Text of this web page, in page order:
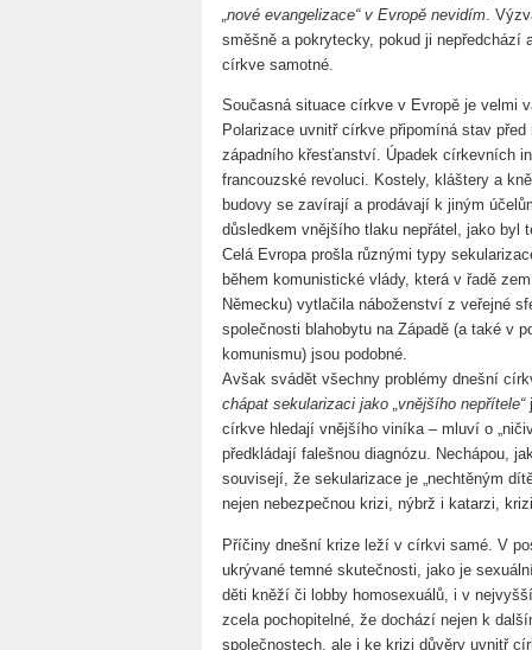
„nové evangelizace“ v Evropě nevidím .
směšně a pokrytecky, pokud ji nepředchází
církve samotné.
Současná situace církve v Evropě je velmi
Polarizace uvnitř církve připomíná stav
západního křesťanství. Úpadek církevních
francouzské revoluci. Kostely, kláštery a
budovy se zavírají a prodávají k jiným
důsledkem vnějšího tlaku nepřátel, jako byl
Celá Evropa prošla různými typy
během komunistické vlády, která v řadě
Německu) vytlačila náboženství z veřejné
společnosti blahobytu na Západě (a také v
komunismu) jsou podobné.
Avšak svádět všechny problémy dnešní
chápat sekularizaci jako „vnějšího nepřítele“
církve hledají vnějšího viníka – mluví o
předkládají falešnou diagnózu. Nechápou,
souvisejí, že sekularizace je „nechtěným
nejen nebezpečnou krizi, nýbrž i katarzi,
Příčiny dnešní krize leží v církvi samé. V
ukrývané temné skutečnosti, jako je
děti kněží či lobby homosexuálů, i v
zcela pochopitelné, že dochází nejen k
společnostech, ale i ke krizi důvěry uvnitř